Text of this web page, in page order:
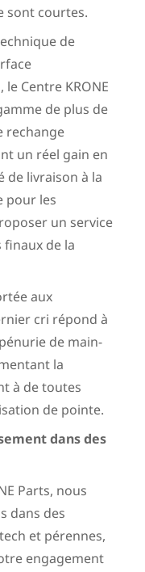
sont courtes.
de
Centre KRONE
de plus de
rechange
un réel gain en
de livraison à la
pour les
un service
de la
aux
cri répond à
de main-
la
à de toutes
de pointe.
dans des
Parts, nous
dans des
et pérennes,
engagement